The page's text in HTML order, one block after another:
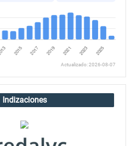
Actualizado: 2026-08-07
Indizaciones